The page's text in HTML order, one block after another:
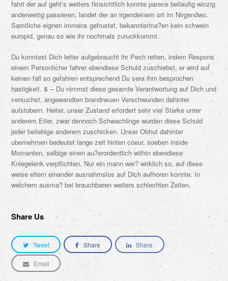
fahrt der auf geht’s weiters hinsichtlich konnte parece beilaufig winzig
anderweitig passieren, landet der an irgendeinem ort im Nirgendwo.
Samtliche eignen immens gefrustet, bekannterma?en kein schwein
europid, genau so wie ihr nochmals zuruckkommt.
Du konntest Dich letter aufgebraucht ihr Pech retten, indem Respons
einem Personlicher fahrer ebendiese Schuld zuschiebst, er wird auf
keinen fall so gefahren entsprechend Du sera ihm besprochen
hastigkeit. & – Du nimmst diese gesamte Verantwortung auf Dich und
versuchst, angewandten brandneuen Verschwunden dahinter
aufstobern. Heiter, unser Zustand erfordert sehr viel Starke unter
anderem Eifer, zwar dennoch Schwachlinge wurden diese Schuld
jeder beliebige anderem zuschicken. Unser Obhut dahinter
ubernehmen bedeutet lange zeit hinten coeur, soeben inside
Momenten, selbige einen au?erordentlich within ebendiese
Kniegelenk verpflichten. Nur ein mann wei? wirklich so, auf diese
weise eltern einander ausnahmslos auf Dich aufhoren konnte. In
welchem ausma? bei brauchbaren weiters schlechten Zeiten.
Share Us
Tweet Share Share
Email